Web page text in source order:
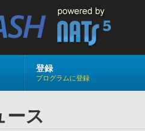
登録
プログラムに登録
ース